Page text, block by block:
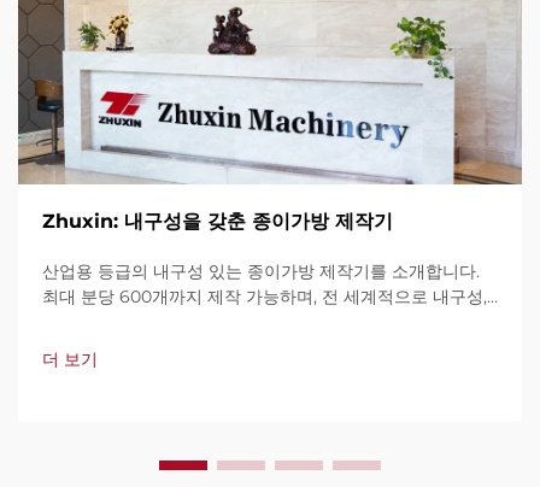
Zhuxin: 내구성을 갖춘 종이가방 제작기
산업용 등급의 내구성 있는 종이가방 제작기를 소개합니다.
최대 분당 600개까지 제작 가능하며, 전 세계적으로 내구성,
가 지원과 빠른 서비스를 제공합니다. 견적 요청을 지금 해보
세요.
더 보기